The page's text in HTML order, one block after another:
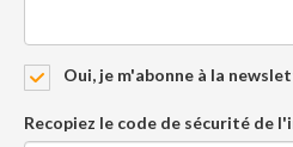
Oui, je m'abonne à la
Recopiez le code de sécurité de